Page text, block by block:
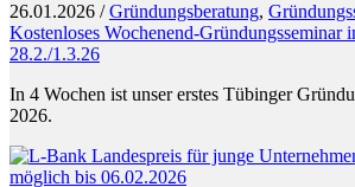
26.01.2026 /Gründungsberatung,
Kostenloses Wochenend-Gründungsseminar
28.2./1.3.26
In 4 Wochen ist unser erstes Tübinger
2026.